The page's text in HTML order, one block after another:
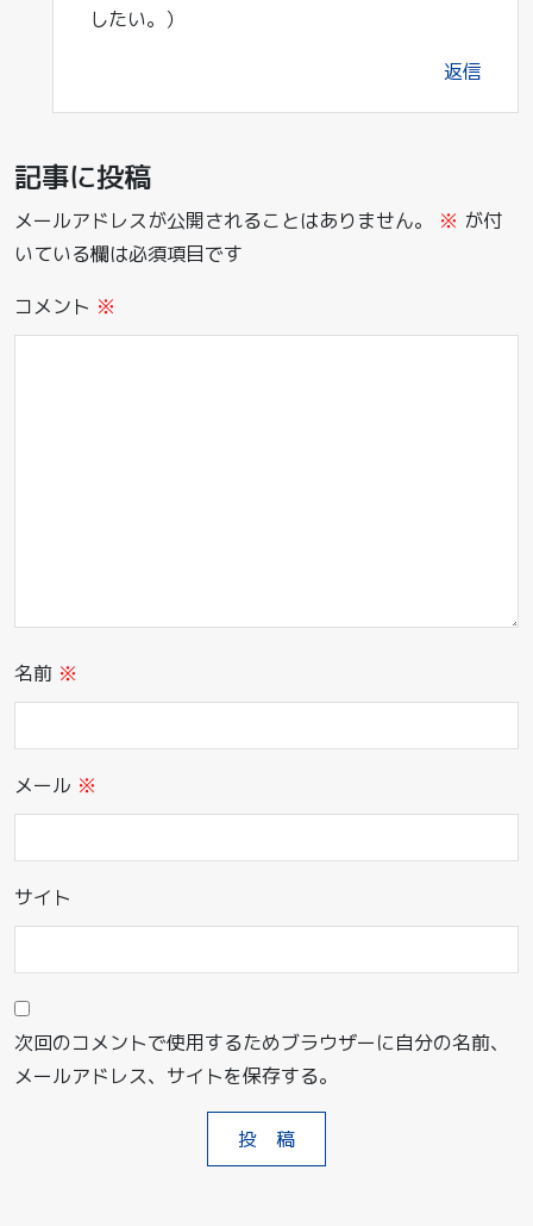
したい。）
返信
記事に投稿
メールアドレスが公開されることはありません。 ※ が付
いている欄は必須項目です
コメント ※
名前 ※
メール ※
サイト
次回のコメントで使用するためブラウザーに自分の名前、
メールアドレス、サイトを保存する。